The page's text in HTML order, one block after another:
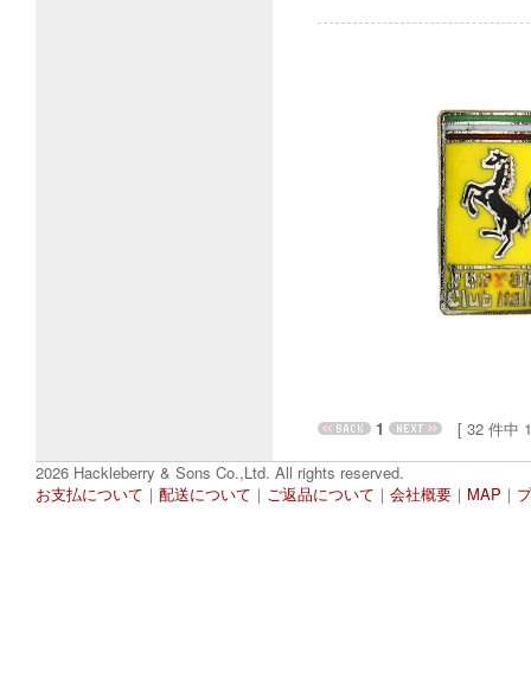
1
[ 32 件中 1
2026 Hackleberry & Sons Co.,Ltd. All rights reserved.
お支払について ｜ 配送について ｜ ご返品について ｜ 会社概要 ｜ MAP ｜